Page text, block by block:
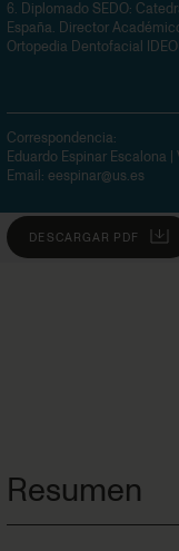
6. Diplomado SEDO:
España. Director
Ortopedia Dentofacial
Correspondencia:
Eduardo Espinar Escalona |
Email: eespinar@us.es
DESCARGAR PDF
Resumen